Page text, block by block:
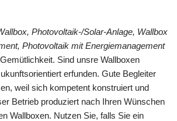
Photovoltaik-/Solar-Anlage, Wallbox
Photovoltaik mit Energiemanagement
Sind unsre Wallboxen
erfunden. Gute Begleiter
weil sich kompetent konstruiert und
Betrieb produziert nach Ihren Wünschen
Wallboxen. Nutzen Sie, falls Sie ein